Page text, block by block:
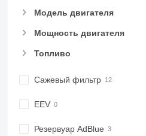
Модель двигателя
Мощность двигателя
Топливо
Сажевый фильтр
EEV
Резервуар AdBlue